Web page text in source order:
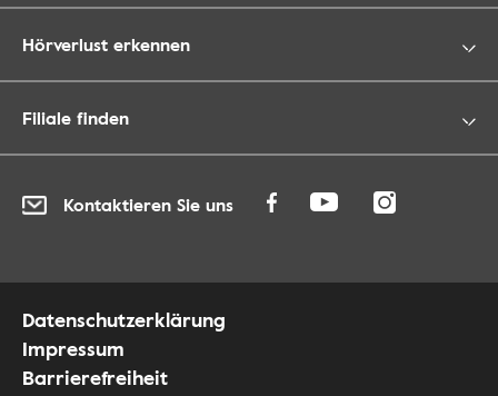
Hörverlust erkennen
Filiale finden
Kontaktieren Sie uns
Datenschutzerklärung
Impressum
Barrierefreiheit